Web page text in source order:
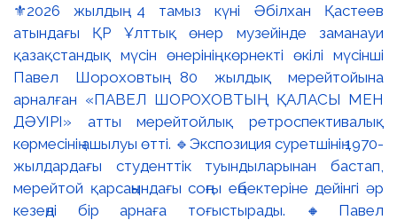
⚜️2026 жылдың 4 тамыз күні Әбілхан Қастеев
атындағы ҚР Ұлттық өнер музейінде заманауи
қазақстандық мүсін өнерінің көрнекті өкілі мүсінші
Павел Шороховтың 80 жылдық мерейтойына
арналған «ПАВЕЛ ШОРОХОВТЫҢ ҚАЛАСЫ МЕН
ДӘУІРІ» атты мерейтойлық ретроспективалық
көрмесінің ашылуы өтті. 🔹Экспозиция суретшінің 1970-
жылдардағы студенттік туындыларынан бастап,
мерейтой қарсаңындағы соңғы еңбектеріне дейінгі әр
кезеңді бір арнаға тоғыстырады. 🔸Павел